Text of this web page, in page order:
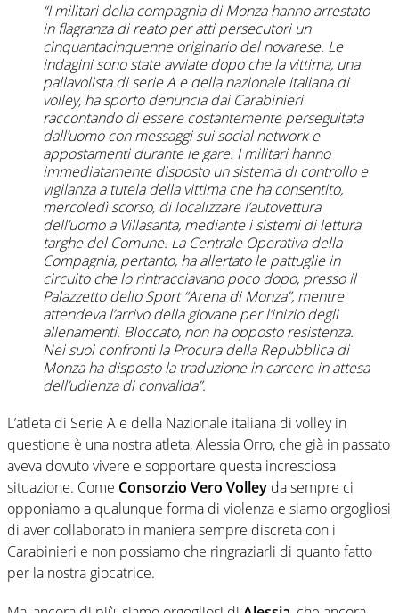
“I militari della compagnia di Monza hanno arrestato
in flagranza di reato per atti persecutori un
cinquantacinquenne originario del novarese. Le
indagini sono state avviate dopo che la vittima, una
pallavolista di serie A e della nazionale italiana di
volley, ha sporto denuncia dai Carabinieri
raccontando di essere costantemente perseguitata
dall’uomo con messaggi sui social network e
appostamenti durante le gare. I militari hanno
immediatamente disposto un sistema di controllo e
vigilanza a tutela della vittima che ha consentito,
mercoledì scorso, di localizzare l’autovettura
dell’uomo a Villasanta, mediante i sistemi di lettura
targhe del Comune. La Centrale Operativa della
Compagnia, pertanto, ha allertato le pattuglie in
circuito che lo rintracciavano poco dopo, presso il
Palazzetto dello Sport “Arena di Monza”, mentre
attendeva l’arrivo della giovane per l’inizio degli
allenamenti. Bloccato, non ha opposto resistenza.
Nei suoi confronti la Procura della Repubblica di
Monza ha disposto la traduzione in carcere in attesa
dell’udienza di convalida”.
L’atleta di Serie A e della Nazionale italiana di volley in
questione è una nostra atleta, Alessia Orro, che già in passato
aveva dovuto vivere e sopportare questa incresciosa
situazione. Come Consorzio Vero Volley da sempre ci
opponiamo a qualunque forma di violenza e siamo orgogliosi
di aver collaborato in maniera sempre discreta con i
Carabinieri e non possiamo che ringraziarli di quanto fatto
per la nostra giocatrice.